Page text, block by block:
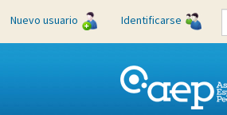
Nuevo usuario Identificarse